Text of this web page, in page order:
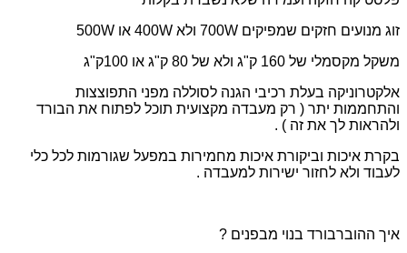
זוג מנועים חזקים שמפיקים 700W ולא 400W או 500W
משקל מקסמלי של 160 ק"ג ולא של 80 ק"ג או 100ק"ג
אלקטרוניקה בעלת רכיבי הגנה לסוללה מפני התפוצצות
והתחממות יתר ( רק מעבדה מקצועית תוכל לפתוח את הבורד
ולהראות לך את זה ) .
בקרת איכות וביקורת איכות מחמירות במפעל שגורמות לכל כלי
לעבוד ולא לחזור ישירות למעבדה .
איך ההוברבורד בנוי מבפנים ?